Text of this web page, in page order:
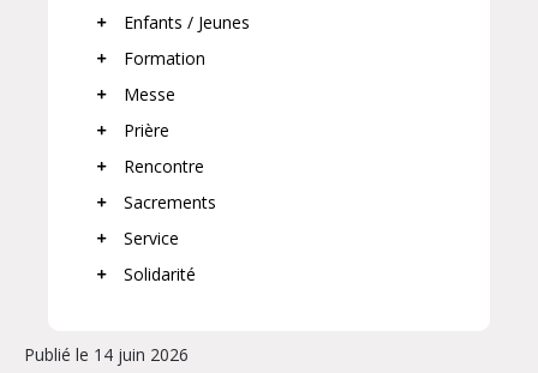
Enfants / Jeunes
Formation
Messe
Prière
Rencontre
Sacrements
Service
Solidarité
Publié le 14 juin 2026